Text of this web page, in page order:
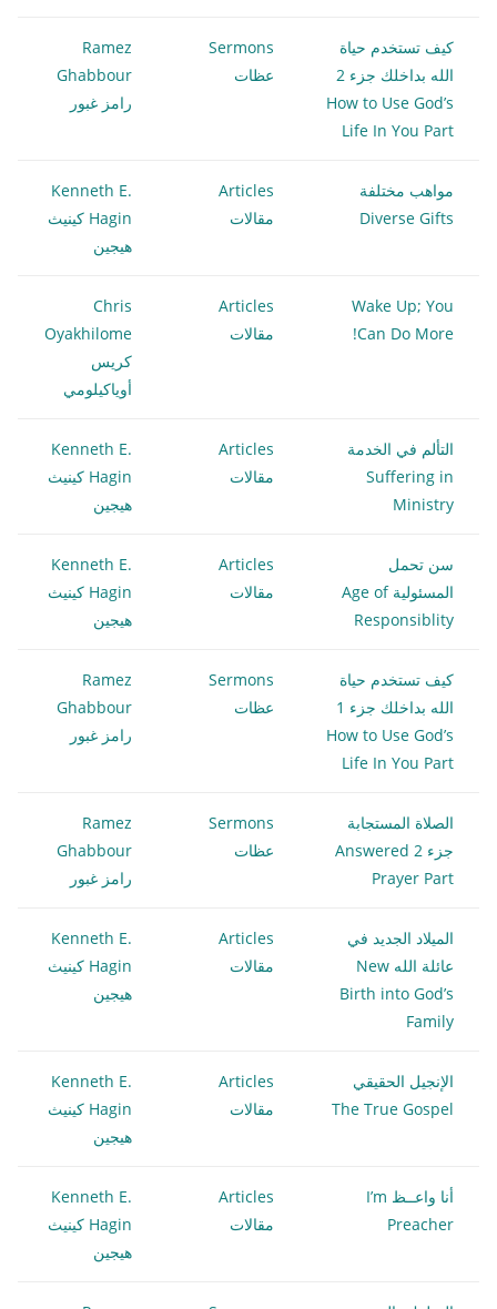
كيف تستخدم حياة
الله بداخلك جزء 2
How to Use God’s
Life In You Part
Sermons
عظات
Ramez
Ghabbour
رامز غبور
مواهب مختلفة
Diverse Gifts
Articles
مقالات
Kenneth E.
Hagin كينيث
هيجين
Wake Up; You
Can Do More!
Articles
مقالات
Chris
Oyakhilome
كريس
أوياكيلومي
التألم في الخدمة
Suffering in
Ministry
Articles
مقالات
Kenneth E.
Hagin كينيث
هيجين
سن تحمل
المسئولية Age of
Responsiblity
Articles
مقالات
Kenneth E.
Hagin كينيث
هيجين
كيف تستخدم حياة
الله بداخلك جزء 1
How to Use God’s
Life In You Part
Sermons
عظات
Ramez
Ghabbour
رامز غبور
الصلاة المستجابة
جزء 2 Answered
Prayer Part
Sermons
عظات
Ramez
Ghabbour
رامز غبور
الميلاد الجديد في
عائلة الله New
Birth into God’s
Family
Articles
مقالات
Kenneth E.
Hagin كينيث
هيجين
الإنجيل الحقيقي
The True Gospel
Articles
مقالات
Kenneth E.
Hagin كينيث
هيجين
أنا واعــظ I’m
Preacher
Articles
مقالات
Kenneth E.
Hagin كينيث
هيجين